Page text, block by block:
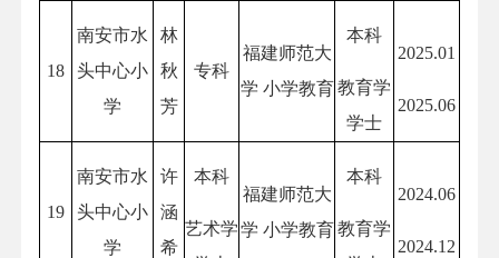
18
南安市水
头中心小
学
林
秋
芳
专科
福建师范大
学 小学教育
本科
教育学
学士
2025.01
2025.06
19
南安市水
头中心小
学
许
涵
希
本科
艺术学
福建师范大
学 小学教育
本科
教育学
2024.06
2024.12